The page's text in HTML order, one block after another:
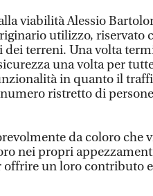
viabilità Alessio
utilizzo, riservato
dei terreni. Una volta
una volta per
in quanto il
ristretto di
da coloro che
nei propri
offrire un loro contributo